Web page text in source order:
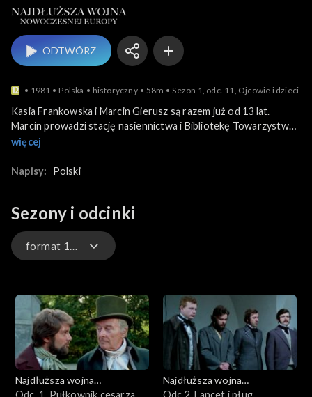
ODTWÓRZ
1981 Polska historyczny 58m Sezon 1, odc. 11, Ojcowie i dzieci
Kasia Frankowska i Marcin Gierusz są razem już od 13 lat.
Marcin prowadzi stację nasiennictwa i Bibliotekę Towarzystwa
Czytelni Ludowych. Kasia tajnie naucza języka polskiego. Dzieci
którzy nie chcą odmawiać pacierza po niemiecku, są bici.
więcej
Napisy: Polski
Sezony i odcinki
format 16x9
format 16x9
Najdłuższa wojna
nowoczesnej Europy
Odc. 1, Pułkownik cesarza
Najdłuższa wojna
nowoczesnej Europy
Odc.2, Lancet i pług